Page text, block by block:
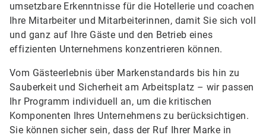
umsetzbare Erkenntnisse für die Hotellerie und coachen
Ihre Mitarbeiter und Mitarbeiterinnen, damit Sie sich voll
und ganz auf Ihre Gäste und den Betrieb eines
effizienten Unternehmens konzentrieren können.
Vom Gästeerlebnis über Markenstandards bis hin zu
Sauberkeit und Sicherheit am Arbeitsplatz – wir passen
Ihr Programm individuell an, um die kritischen
Komponenten Ihres Unternehmens zu berücksichtigen.
Sie können sicher sein, dass der Ruf Ihrer Marke in